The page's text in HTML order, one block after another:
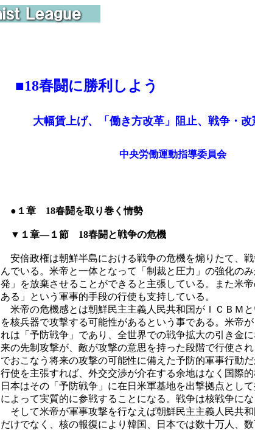
■18春闘に勝利しよう
大幅賃上げ、「働き方改革」阻止、戦争・改
中央労働運動指導委員会
●１章 18春闘を取り巻く情勢
▼１章―１節 18春闘と戦争の危機
安倍政権は朝鮮半島における戦争の危機を煽りたて、
んでいる。米帝と一体となって「制裁と圧力」の強化の
発」を放棄させることができると主張している。また米
ある」という軍事的手段の行使も支持している。
米帝の危機感とは朝鮮民主主義人民共和国がＩＣＢＭ
を核兵器で攻撃する可能性があるという事である。米帝
れは「予防戦争」であり、全世界での戦争拡大の引き金
来の先制攻撃が、敵が攻撃の意思を持った段階で行使さ
でおこなう将来の攻撃の可能性に備えた予防的軍事行動
行使を主張すれば、外交交渉が介在する余地はなく国際
日本はその「予防戦争」に在日米軍基地を出撃拠点とし
によって実質的に参戦することになる。戦争は核戦争にな
そして米帝が軍事攻撃を行なえば朝鮮民主主義人民共
だけでなく、核の報復により韓国、日本では数十万人、